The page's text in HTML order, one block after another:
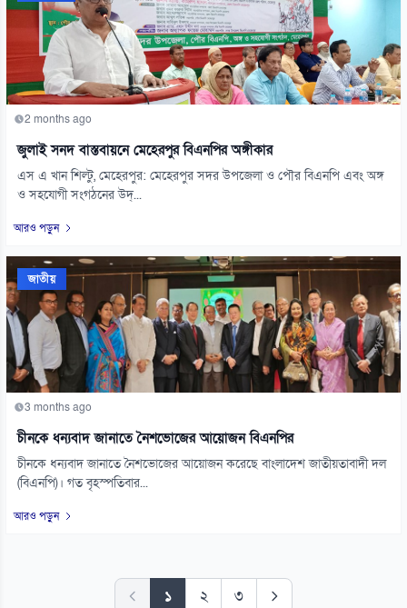
2 months ago
জুলাই সনদ বাস্তবায়নে মেহেরপুর বিএনপির অঙ্গীকার
‎এস এ খান শিল্টু, মেহেরপুর: মেহেরপুর সদর উপজেলা ও পৌর বিএনপি এবং অঙ্গ
ও সহযোগী সংগঠনের উদ্...
আরও পড়ুন
জাতীয়
3 months ago
চীনকে ধন্যবাদ জানাতে নৈশভোজের আয়োজন বিএনপির
চীনকে ধন্যবাদ জানাতে নৈশভোজের আয়োজন করেছে বাংলাদেশ জাতীয়তাবাদী দল
(বিএনপি)। গত বৃহস্পতিবার...
আরও পড়ুন
১ ২ ৩